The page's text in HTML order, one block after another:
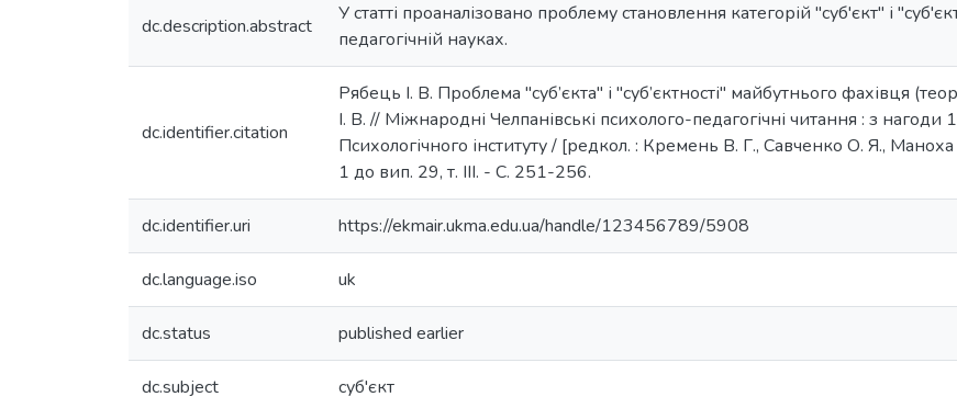
dc.description.abstract
У статті проаналізовано проблему становлення категорій "суб'єкт" і
педагогічній науках.
dc.identifier.citation
Рябець І. В. Проблема "суб’єкта" і "суб’єктності" майбутнього фахівця
І. В. // Міжнародні Челпанівські психолого-педагогічні читання : з нагоди
Психологічного інституту / [редкол. : Кремень В. Г., Савченко О. Я.,
1 до вип. 29, т. ІІІ. - С. 251-256.
dc.identifier.uri https://ekmair.ukma.edu.ua/handle/123456789/5908
dc.language.iso uk
dc.status published earlier
dc.subject суб'єкт